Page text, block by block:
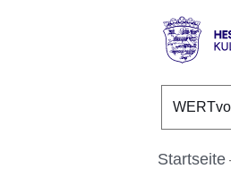
Kultus
Startseite